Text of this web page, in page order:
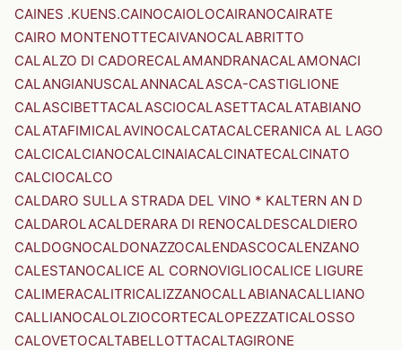
CAINES .KUENS.CAINOCAIOLOCAIRANOCAIRATE
CAIRO MONTENOTTECAIVANOCALABRITTO
CALALZO DI CADORECALAMANDRANACALAMONACI
CALANGIANUSCALANNACALASCA-CASTIGLIONE
CALASCIBETTACALASCIOCALASETTACALATABIANO
CALATAFIMICALAVINOCALCATACALCERANICA AL LAGO
CALCICALCIANOCALCINAIACALCINATECALCINATO
CALCIOCALCO
CALDARO SULLA STRADA DEL VINO * KALTERN AN D
CALDAROLACALDERARA DI RENOCALDESCALDIERO
CALDOGNOCALDONAZZOCALENDASCOCALENZANO
CALESTANOCALICE AL CORNOVIGLIOCALICE LIGURE
CALIMERACALITRICALIZZANOCALLABIANACALLIANO
CALLIANOCALOLZIOCORTECALOPEZZATICALOSSO
CALOVETOCALTABELLOTTACALTAGIRONE